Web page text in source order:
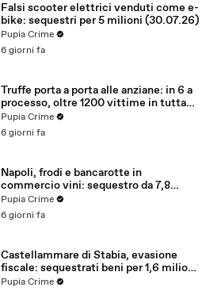
Falsi scooter elettrici venduti come e-
bike: sequestri per 5 milioni (30.07.26)
Pupia Crime
6 giorni fa
Truffe porta a porta alle anziane: in 6 a
processo, oltre 1200 vittime in tutta
Italia (30.07.26)
Pupia Crime
6 giorni fa
Napoli, frodi e bancarotte in
commercio vini: sequestro da 7,8
milioni (30.07.26)
Pupia Crime
6 giorni fa
Castellammare di Stabia, evasione
fiscale: sequestrati beni per 1,6 milioni
ad un consorzio navale (29.07.26)
Pupia Crime